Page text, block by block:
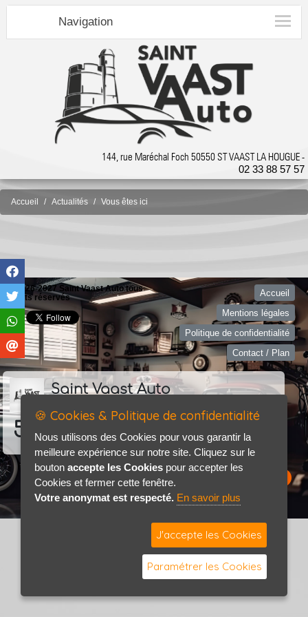
144, rue Maréchal Foch 50550 ST VAAST LA HOUGUE -
02 33 88 57 57
Navigation
Accueil Actualités Vous êtes ici
©2026-2027 Saint Vaast Auto tous
droits réservés
Accueil
Mentions légales
Politique de confidentialité
Contact / Plan
5.0
Saint Vaast Auto
18 avis Consultez les avis
🍪 Cookies & Politique de confidentialité
Nous utilisons des Cookies pour vous garantir la
meilleure expérience sur notre site. Cliquez sur le
bouton accepte les Cookies pour accepter les
Cookies et fermer cette fenêtre.
Votre anonymat est respecté. En savoir plus
J'accepte les Cookies
Paramétrer les Cookies